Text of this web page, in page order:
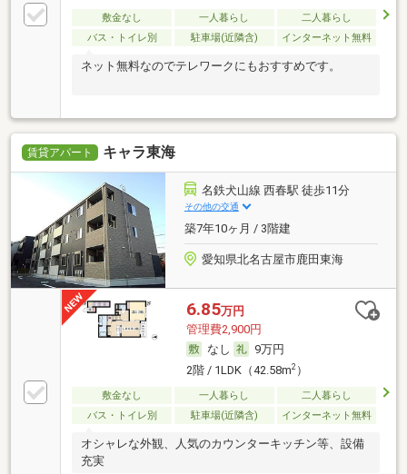
敷金なし 一人暮らし
二人暮らし
バス・トイレ別
駐車場(近隣含) インターネット無料
ネット無料なのでテレワークにもおすすめです。
賃貸アパート キャラ東海
名鉄犬山線 西春駅 徒歩11分
その他の交通
築7年10ヶ月 / 3階建
愛知県北名古屋市鹿田東海
6.85万円
管理費2,900円
なし
9万円
2階 / 1LDK（42.58m2）
敷金なし 一人暮らし
二人暮らし
バス・トイレ別
駐車場(近隣含) インターネット無料
オシャレな外観、人気のカウンターキッチン等、設備
充実